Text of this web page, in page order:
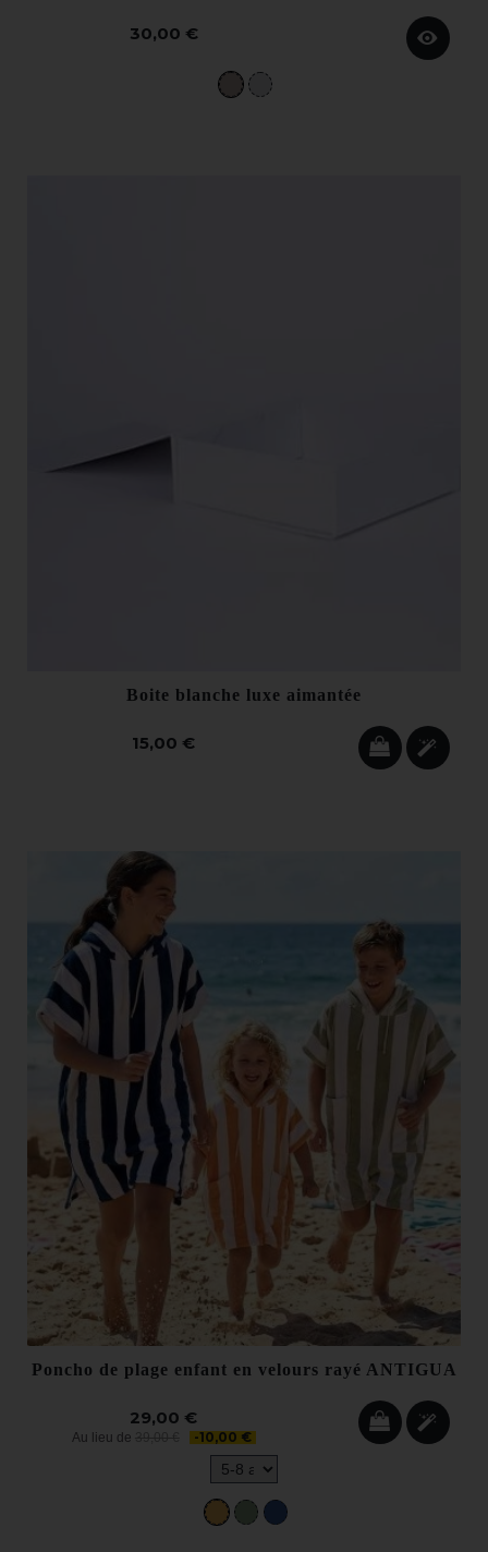
30,00 €
Boite blanche luxe aimantée
15,00 €
Poncho de plage enfant en velours rayé ANTIGUA
29,00 €
Au lieu de -10,00 €